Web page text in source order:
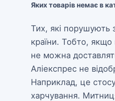
Яких товарів немає в
Тих, які порушують
країни. Тобто,
не можна
Аліекспрес не
Наприклад, це
харчування.